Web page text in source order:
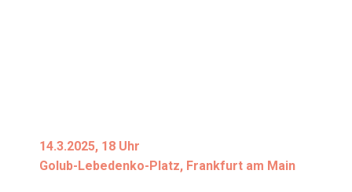
14.3.2025, 18 Uhr
Golub-Lebe­den­ko-Platz, Frank­furt am Main